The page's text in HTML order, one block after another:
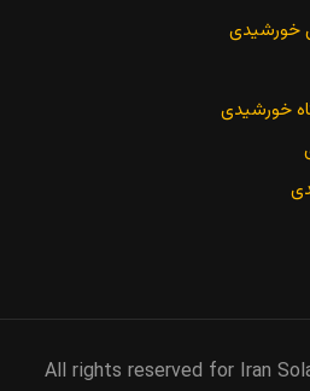
خورشیدی
خورشیدی
All rights reserved for Iran